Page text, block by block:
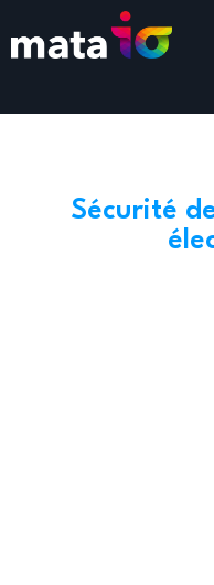
Sécurité